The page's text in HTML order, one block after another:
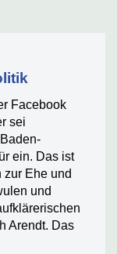
Facebook
sei
ein. Das ist
Ehe und
und
Arendt. Das